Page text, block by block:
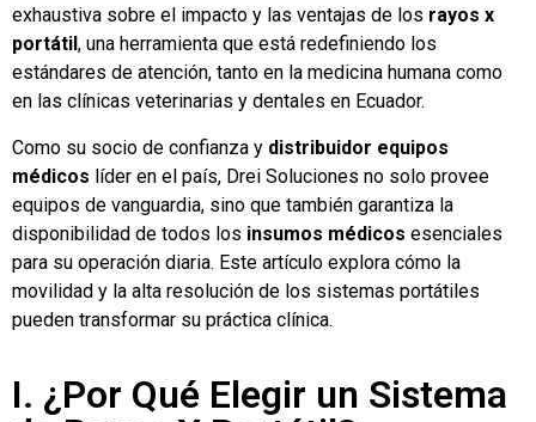
exhaustiva sobre el impacto y las ventajas de los rayos x
portátil , una herramienta que está redefiniendo los
estándares de atención, tanto en la medicina humana como
en las clínicas veterinarias y dentales en Ecuador.
Como su socio de confianza y distribuidor equipos
médicos líder en el país, Drei Soluciones no solo provee
equipos de vanguardia, sino que también garantiza la
disponibilidad de todos los insumos médicos esenciales
para su operación diaria. Este artículo explora cómo la
movilidad y la alta resolución de los sistemas portátiles
pueden transformar su práctica clínica.
I. ¿Por Qué Elegir un Sistema